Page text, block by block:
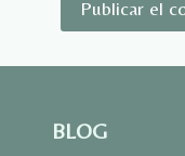
BLOG